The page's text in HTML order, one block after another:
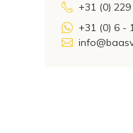
+31 (0)
+31 (0) 6 -